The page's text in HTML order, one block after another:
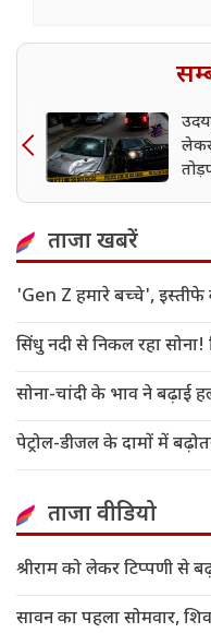
लेकर
ताजा खबरें
'Gen Z हमारे बच्चे', इस्तीफे
सिंधु नदी से निकल रहा
सोना-चांदी के भाव ने बढ़ाई
पेट्रोल-डीजल के दामों में
ताजा वीडियो
श्रीराम को लेकर टिप्पणी से
सावन का पहला सोमवार,